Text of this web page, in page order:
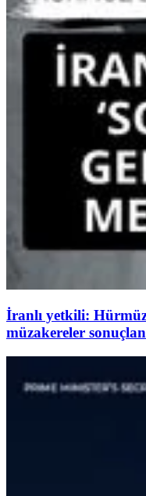
İranlı yetkili:
müzakereler